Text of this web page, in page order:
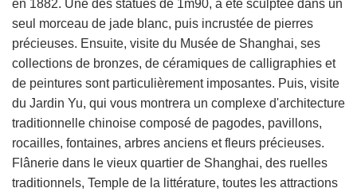
en 1882. Une des statues de 1m90, a été sculptée dans un
seul morceau de jade blanc, puis incrustée de pierres
précieuses. Ensuite, visite du Musée de Shanghai, ses
collections de bronzes, de céramiques de calligraphies et
de peintures sont particulièrement imposantes. Puis, visite
du Jardin Yu, qui vous montrera un complexe d'architecture
traditionnelle chinoise composé de pagodes, pavillons,
rocailles, fontaines, arbres anciens et fleurs précieuses.
Flânerie dans le vieux quartier de Shanghai, des ruelles
traditionnels, Temple de la littérature, toutes les attractions